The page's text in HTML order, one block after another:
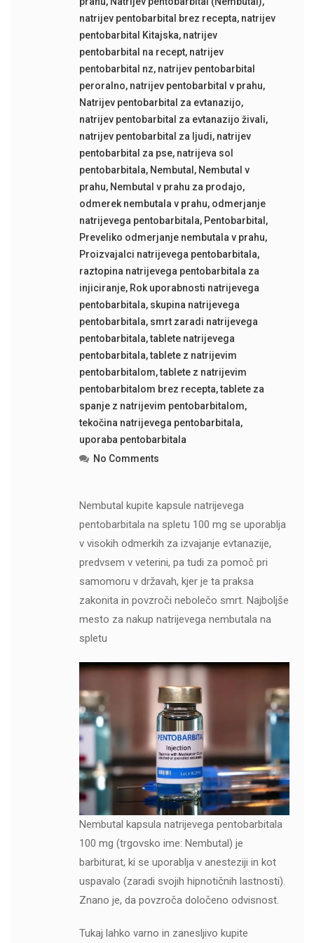
natrijev pentobarbital brez recepta, natrijev
pentobarbital Kitajska, natrijev
pentobarbital na recept, natrijev
pentobarbital nz, natrijev pentobarbital
peroralno, natrijev pentobarbital v prahu,
Natrijev pentobarbital za evtanazijo,
natrijev pentobarbital za evtanazijo živali,
natrijev pentobarbital za ljudi, natrijev
pentobarbital za pse, natrijeva sol
pentobarbitala, Nembutal , Nembutal v
prahu, Nembutal v prahu za prodajo,
odmerek nembutala v prahu, odmerjanje
natrijevega pentobarbitala, Pentobarbital ,
Preveliko odmerjanje nembutala v prahu,
Proizvajalci natrijevega pentobarbitala,
raztopina natrijevega pentobarbitala za
injiciranje, Rok uporabnosti natrijevega
pentobarbitala, skupina natrijevega
pentobarbitala, smrt zaradi natrijevega
pentobarbitala,tablete natrijevega
pentobarbitala,tablete z natrijevim
pentobarbitalom,tablete z natrijevim
pentobarbitalom brez recepta,tablete za
spanje z natrijevim pentobarbitalom,
tekočina natrijevega pentobarbitala,
uporaba pentobarbitala
No Comments
Nembutal kupite kapsule natrijevega
pentobarbitala na spletu 100 mg se uporablja
v visokih odmerkih za izvajanje evtanazije,
predvsem v veterini, pa tudi za pomoč pri
samomoru v državah, kjer je ta praksa
zakonita in povzroči nebolečo smrt. Najboljše
mesto za nakup natrijevega nembutala na
spletu
Nembutal kapsula natrijevega pentobarbitala
100 mg (trgovsko ime: Nembutal) je
barbiturat, ki se uporablja v anesteziji in kot
uspavalo (zaradi svojih hipnotičnih lastnosti).
Znano je, da povzroča določeno odvisnost.
Tukaj lahko varno in zanesljivo kupite